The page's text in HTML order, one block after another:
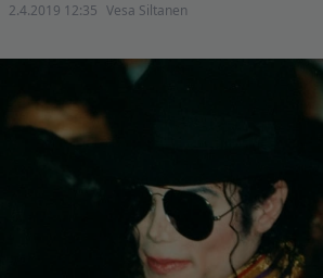
2.4.2019 12:35 Vesa Siltanen